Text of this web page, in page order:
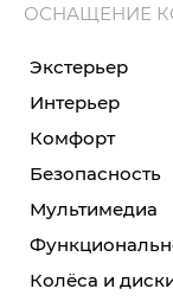
ОСНАЩЕНИЕ
Экстерьер
Интерьер
Комфорт
Безопасность
Мультимедиа
Колёса и